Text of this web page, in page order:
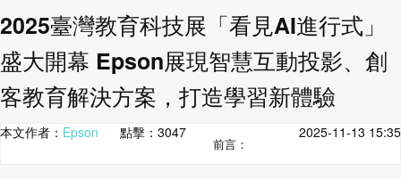
2025臺灣教育科技展「看見AI進行式」
盛大開幕 Epson展現智慧互動投影、創
客教育解決方案，打造學習新體驗
本文作者： Epson 點擊： 3047 2025-11-13 15:35
前言：